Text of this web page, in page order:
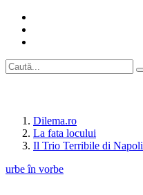
Dilema.ro
La fata locului
Il Trio Terribile di Napoli
urbe în vorbe